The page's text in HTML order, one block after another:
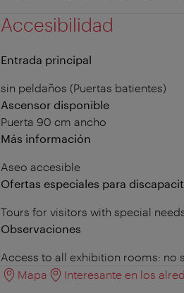
Accesibilidad
Entrada principal
sin peldaños (Puertas batientes)
Ascensor disponible
Puerta 90 cm ancho
Más información
Aseo accesible
Ofertas especiales para
Tours for visitors with special
Observaciones
Access to all exhibition rooms: no
Mapa
Interesante en los